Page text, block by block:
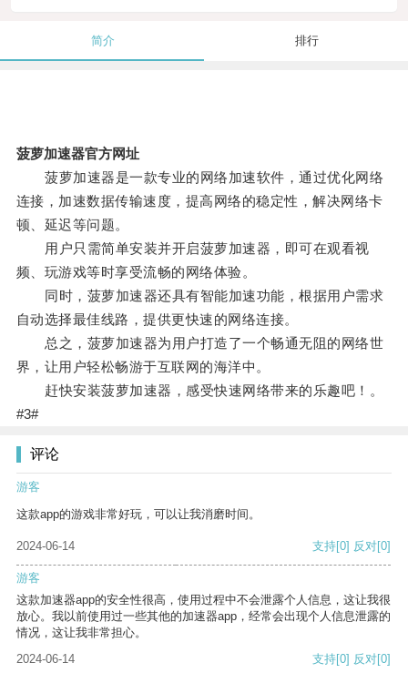
简介 排行
菠萝加速器官方网址
菠萝加速器是一款专业的网络加速软件，通过优化网络
连接，加速数据传输速度，提高网络的稳定性，解决网络卡
顿、延迟等问题。
用户只需简单安装并开启菠萝加速器，即可在观看视
频、玩游戏等时享受流畅的网络体验。
同时，菠萝加速器还具有智能加速功能，根据用户需求
自动选择最佳线路，提供更快速的网络连接。
总之，菠萝加速器为用户打造了一个畅通无阻的网络世
界，让用户轻松畅游于互联网的海洋中。
赶快安装菠萝加速器，感受快速网络带来的乐趣吧！。
#3#
评论
游客
这款app的游戏非常好玩，可以让我消磨时间。
2024-06-14 支持[0] 反对[0]
游客
这款加速器app的安全性很高，使用过程中不会泄露个人信息，这让我很
放心。我以前使用过一些其他的加速器app，经常会出现个人信息泄露的
情况，这让我非常担心。
2024-06-14
支持[0] 反对[0]